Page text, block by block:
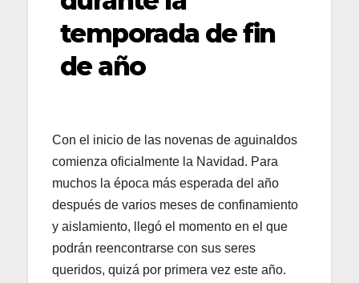
temporada de fin
de año
Con el inicio de las novenas de aguinaldos
comienza oficialmente la Navidad. Para
muchos la época más esperada del año
después de varios meses de confinamiento
y aislamiento, llegó el momento en el que
podrán reencontrarse con sus seres
queridos, quizá por primera vez este año.